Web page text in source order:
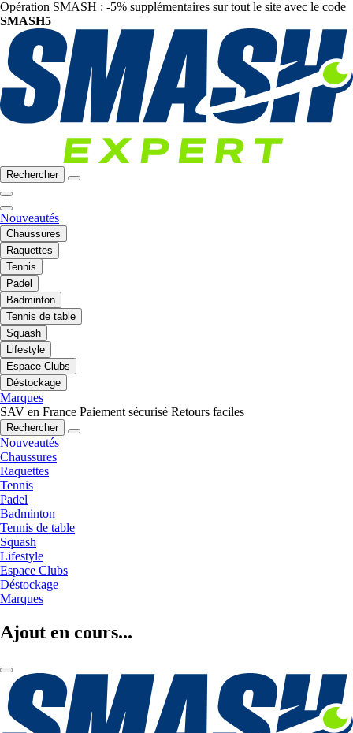
Opération SMASH : -5% supplémentaires sur tout le site avec le code
SMASH5
Rechercher
Nouveautés
Chaussures
Raquettes
Tennis
Padel
Badminton
Tennis de table
Squash
Lifestyle
Espace Clubs
Déstockage
Marques
SAV en France Paiement sécurisé Retours faciles
Rechercher
Nouveautés
Chaussures
Raquettes
Tennis
Padel
Badminton
Tennis de table
Squash
Lifestyle
Espace Clubs
Déstockage
Marques
Ajout en cours...